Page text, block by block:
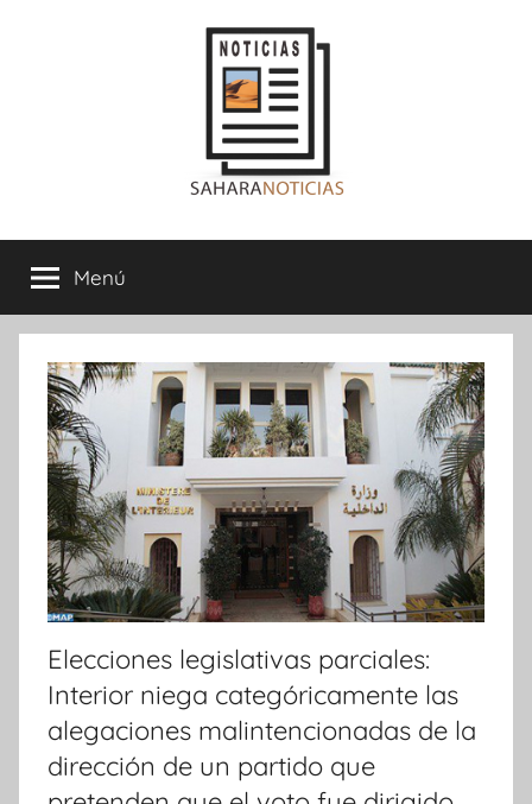
Sahara
Noticias
Menú
Elecciones legislativas parciales:
Interior niega categóricamente las
alegaciones malintencionadas de la
dirección de un partido que